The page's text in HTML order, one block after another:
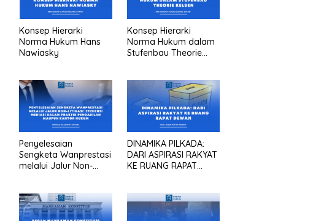
Konsep Hierarki
Norma Hukum Hans
Nawiasky
Konsep Hierarki
Norma Hukum dalam
Stufenbau Theorie
Penyelesaian
Sengketa Wanprestasi
melalui Jalur Non-
Pengadilan Maupun
Kantor Hukum
DINAMIKA PILKADA:
DARI ASPIRASI RAKYAT
KE RUANG RAPAT